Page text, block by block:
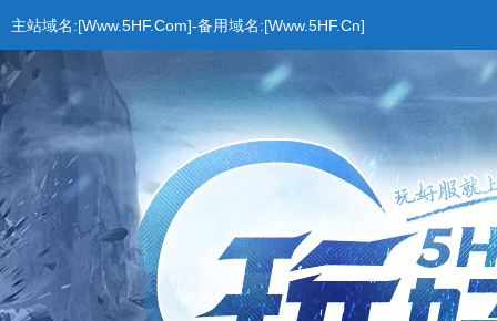
主站域名:[Www.5HF.Com]-备用域名:[Www.5HF.Cn]